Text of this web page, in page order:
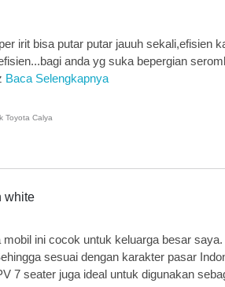
irit bisa putar putar jauuh sekali,efisien
anda yg suka bepergian
Baca Selengkapnya
Toyota Calya
white
mobil ini cocok untuk keluarga besar
sesuai dengan karakter pasar
7 seater juga ideal untuk digunakan